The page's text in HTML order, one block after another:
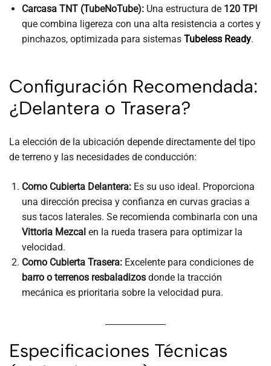
Carcasa TNT (TubeNoTube):Una estructura de 120 TPI
que combina ligereza con una alta resistencia a cortes y
pinchazos, optimizada para sistemas Tubeless Ready.
Configuración Recomendada:
¿Delantera o Trasera?
La elección de la ubicación depende directamente del tipo
de terreno y las necesidades de conducción:
Como Cubierta Delantera:Es su uso ideal. Proporciona
una dirección precisa y confianza en curvas gracias a
sus tacos laterales. Se recomienda combinarla con una
Vittoria Mezcal en la rueda trasera para optimizar la
velocidad.
Como Cubierta Trasera:Excelente para condiciones de
barro o terrenos resbaladizosdonde la tracción
mecánica es prioritaria sobre la velocidad pura.
Especificaciones Técnicas